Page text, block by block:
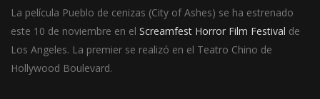
La película Pueblo de cenizas (City of Ashes) se ha estrenado
este 10 de noviembre en el Screamfest Horror Film Festival de
Los Angeles. La premier se realizó en el Teatro Chino de
Hollywood Boulevard.